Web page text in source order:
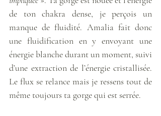
de ton chakra dense, je perçois un
manque de fluidité. Amalia fait donc
une fluidification en y envoyant une
énergie blanche durant un moment, suivi
d’une extraction de l’énergie cristallisée.
Le flux se relance mais je ressens tout de
même toujours ta gorge qui est serrée.